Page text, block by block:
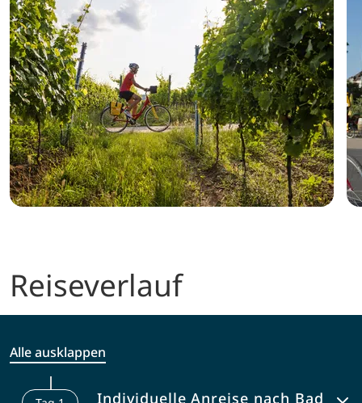
Reiseverlauf
Alle ausklappen
Individuelle Anreise nach Bad